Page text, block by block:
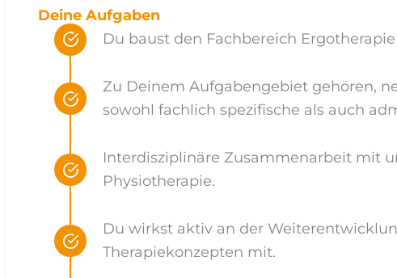
Deine Aufgaben
Du baust den Fachbereich
Zu Deinem Aufgabengebiet gehören,
sowohl fachlich spezifische als auch
Interdisziplinäre Zusammenarbeit mit
Physiotherapie.
Du wirkst aktiv an der
Therapiekonzepten mit.